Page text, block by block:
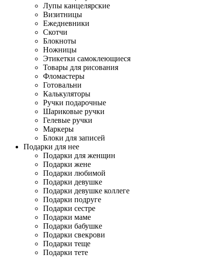
Лупы канцелярские
Визитницы
Ежедневники
Скотчи
Блокноты
Ножницы
Этикетки самоклеющиеся
Товары для рисования
Фломастеры
Готовальни
Калькуляторы
Ручки подарочные
Шариковые ручки
Гелевые ручки
Маркеры
Блоки для записей
Подарки для нее
Подарки для женщин
Подарки жене
Подарки любимой
Подарки девушке
Подарки девушке коллеге
Подарки подруге
Подарки сестре
Подарки маме
Подарки бабушке
Подарки свекрови
Подарки теще
Подарки тете